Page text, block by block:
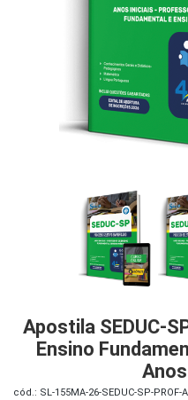
Apostila SEDUC-
Ensino
cód.: SL-155MA-26-SEDUC-SP-PROF-